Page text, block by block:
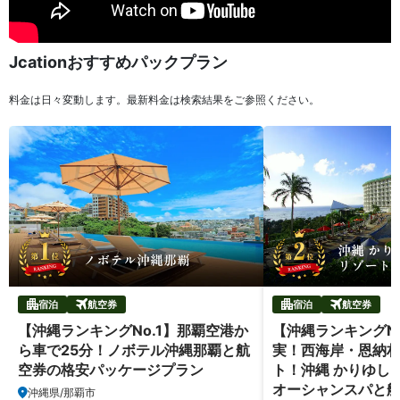
Jcationおすすめパックプラン
料金は日々変動します。最新料金は検索結果をご参照ください。
宿泊 航空券
【沖縄ランキングNo.1】那覇空港か
ら車で25分！ノボテル沖縄那覇と航
空券の格安パッケージプラン
沖縄県/那覇市
宿泊 航空券
【沖縄ランキング
実！西海岸・恩納
ト！沖縄 かりゆし
オーシャンスパと